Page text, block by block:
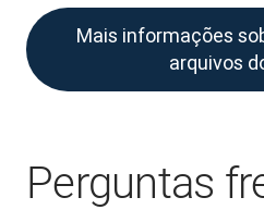
Mais informações
arquivos
Perguntas